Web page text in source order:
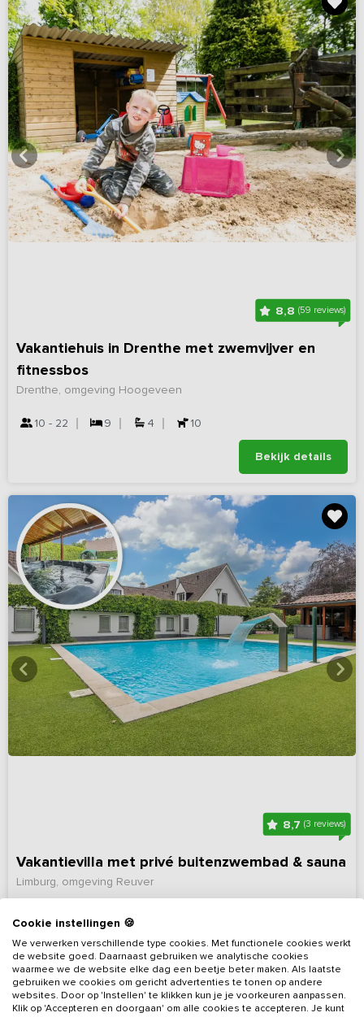
8,8 (59 reviews)
Vakantiehuis in Drenthe met zwemvijver en
fitnessbos
Drenthe, omgeving Hoogeveen
10 - 22 9 4 10
Bekijk details
8,7(3 reviews)
Vakantievilla met privé buitenzwembad & sauna
Limburg, omgeving Reuver
Bekijk details
Cookie instellingen 🍪
We verwerken verschillende type cookies. Met functionele cookies werkt
de website goed. Daarnaast gebruiken we analytische cookies
waarmee we de website elke dag een beetje beter maken. Als laatste
gebruiken we cookies om gericht advertenties te tonen op andere
websites. Door op 'Instellen' te klikken kun je je voorkeuren aanpassen.
Klik op 'Accepteren en doorgaan' om alle cookies te accepteren. Je kunt